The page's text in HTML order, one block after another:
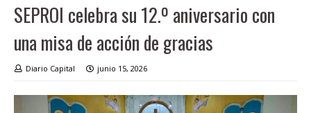
SEPROI celebra su 12.º aniversario con
una misa de acción de gracias
Diario Capital junio 15, 2026